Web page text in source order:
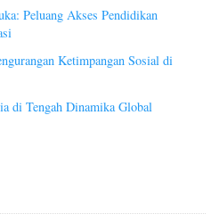
Peluang Akses Pendidikan
Ketimpangan Sosial di
di Tengah Dinamika Global